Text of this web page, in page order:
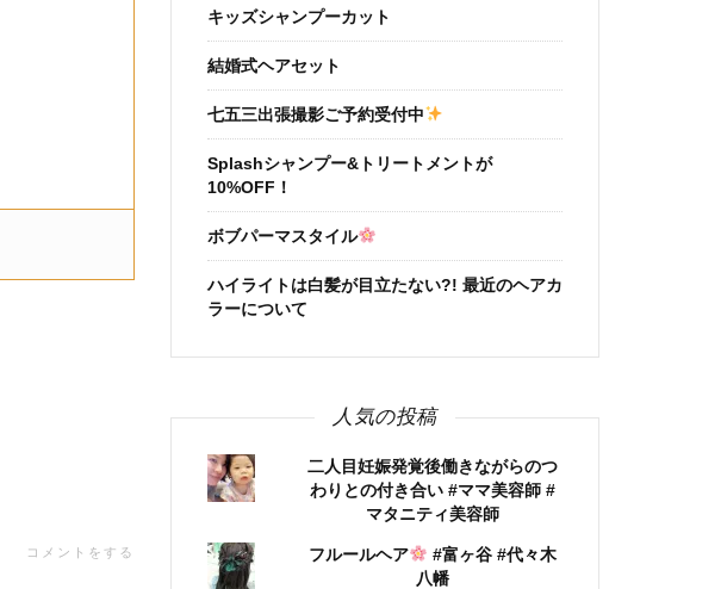
コメントをする
キッズシャンプーカット
結婚式ヘアセット
七五三出張撮影ご予約受付中
Splashシャンプー&トリートメントが
10%OFF！
ボブパーマスタイル
ハイライトは白髪が目立たない?! 最近のヘアカ
ラーについて
人気の投稿
二人目妊娠発覚後働きながらのつ
わりとの付き合い #ママ美容師 #
マタニティ美容師
フルールヘア
#富ヶ谷 #代々木
八幡